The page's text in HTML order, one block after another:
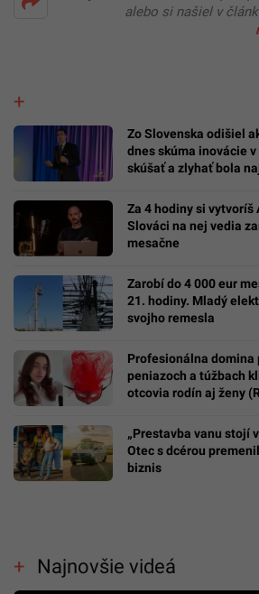
alebo si našiel v
Zo Slovenska odišiel
dnes skúma inovácie
skúšať a zlyhať bola
Za 4 hodiny si vytvoríš
Slováci na nej vedia
mesačne
Zarobí do 4 000 eur
21. hodiny. Mladý
svojho remesla
Profesionálna domina
peniazoch a túžbach
otcovia rodín aj ženy
„Prestavba vanu stojí
Otec s dcérou
biznis
Najnovšie videá